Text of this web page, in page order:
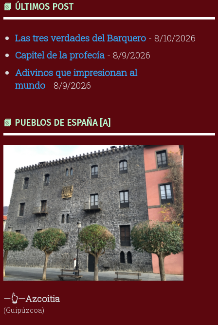
📗 ÚLTIMOS POST
Las tres verdades del Barquero- 8/10/2026
Capitel de la profecía- 8/9/2026
Adivinos que impresionan al
mundo- 8/9/2026
📗 PUEBLOS DE ESPAÑA [A]
—👆—Azcoitia
(Guipúzcoa)